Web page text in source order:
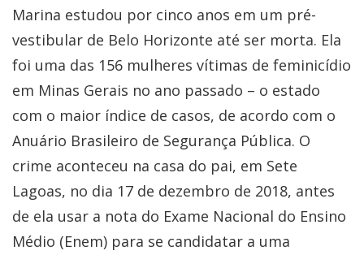
Marina estudou por cinco anos em um pré-
vestibular de Belo Horizonte até ser morta. Ela
foi uma das 156 mulheres vítimas de feminicídio
em Minas Gerais no ano passado – o estado
com o maior índice de casos, de acordo com o
Anuário Brasileiro de Segurança Pública. O
crime aconteceu na casa do pai, em Sete
Lagoas, no dia 17 de dezembro de 2018, antes
de ela usar a nota do Exame Nacional do Ensino
Médio (Enem) para se candidatar a uma